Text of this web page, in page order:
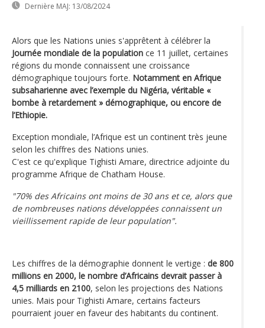
Dernière MAJ: 13/08/2024
Alors que les Nations unies s'apprêtent à célébrer la
Journée mondiale de la population ce 11 juillet, certaines
régions du monde connaissent une croissance
démographique toujours forte. Notamment en Afrique
subsaharienne avec l’exemple du Nigéria, véritable «
bombe à retardement » démographique, ou encore de
l’Ethiopie.
Exception mondiale, l’Afrique est un continent très jeune
selon les chiffres des Nations unies.
C'est ce qu'explique Tighisti Amare, directrice adjointe du
programme Afrique de Chatham House.
"70% des Africains ont moins de 30 ans et ce, alors que
de nombreuses nations développées connaissent un
vieillissement rapide de leur population".
Les chiffres de la démographie donnent le vertige : de 800
millions en 2000, le nombre d’Africains devrait passer à
4,5 milliards en 2100, selon les projections des Nations
unies. Mais pour Tighisti Amare, certains facteurs
pourraient jouer en faveur des habitants du continent.